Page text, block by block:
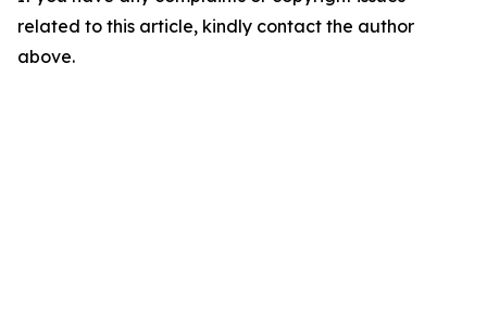
related to this article, kindly contact the author
above.